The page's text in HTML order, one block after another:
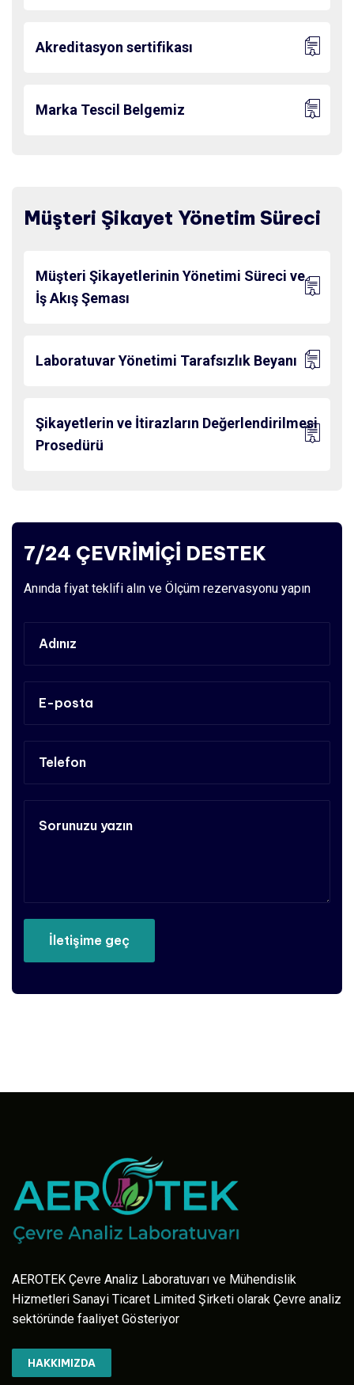
Akreditasyon sertifikası
Marka Tescil Belgemiz
Müşteri Şikayet Yönetim Süreci
Müşteri Şikayetlerinin Yönetimi Süreci ve
İş Akış Şeması
Laboratuvar Yönetimi Tarafsızlık Beyanı
Şikayetlerin ve İtirazların Değerlendirilmesi
Prosedürü
7/24 ÇEVRİMİÇİ DESTEK
Anında fiyat teklifi alın ve Ölçüm rezervasyonu yapın
AEROTEK Çevre Analiz Laboratuvarı ve Mühendislik
Hizmetleri Sanayi Ticaret Limited Şirketi olarak Çevre analiz
sektöründe faaliyet Gösteriyor
HAKKIMIZDA